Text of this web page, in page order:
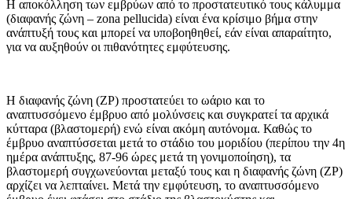
Η αποκόλληση των εμβρύων από το προστατευτικό τους κάλυμμα
(διαφανής ζώνη – zona pellucida) είναι ένα κρίσιμο βήμα στην
ανάπτυξή τους και μπορεί να υποβοηθηθεί, εάν είναι απαραίτητο,
για να αυξηθούν οι πιθανότητες εμφύτευσης.
Η διαφανής ζώνη (ZP) προστατεύει το ωάριο και το
αναπτυσσόμενο έμβρυο από μολύνσεις και συγκρατεί τα αρχικά
κύτταρα (βλαστομερή) ενώ είναι ακόμη αυτόνομα. Καθώς το
έμβρυο αναπτύσσεται μετά το στάδιο του μοριδίου (περίπου την 4η
ημέρα ανάπτυξης, 87-96 ώρες μετά τη γονιμοποίηση), τα
βλαστομερή συγχωνεύονται μεταξύ τους και η διαφανής ζώνη (ZP)
αρχίζει να λεπταίνει. Μετά την εμφύτευση, το αναπτυσσόμενο